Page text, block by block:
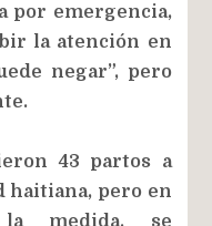
por emergencia,
la atención en
negar”, pero
43 partos a
haitiana, pero en
medida, se